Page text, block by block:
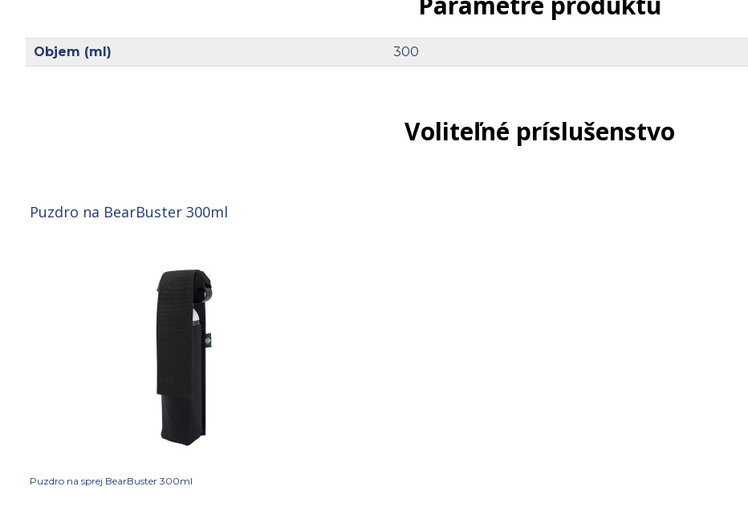
Objem (ml) 300
Voliteľné príslušenstvo
Puzdro na BearBuster 300ml
Puzdro na sprej BearBuster 300ml